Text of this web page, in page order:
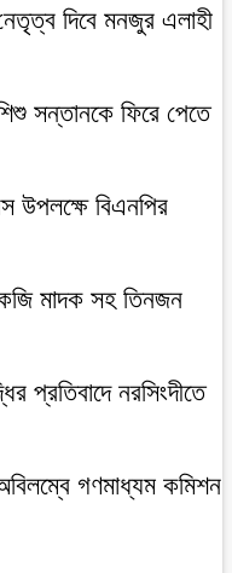
নেতৃত্ব দিবে মনজুর এলাহী
সন্তানকে ফিরে পেতে
উপলক্ষে বিএনপির
মাদক সহ তিনজন
প্রতিবাদে নরসিংদীতে
গণমাধ্যম কমিশন